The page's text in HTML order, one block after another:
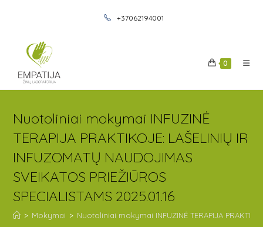
+37062194001
0
Nuotoliniai mokymai INFUZINĖ
TERAPIJA PRAKTIKOJE: LAŠELINIŲ IR
INFUZOMATŲ NAUDOJIMAS
SVEIKATOS PRIEŽIŪROS
SPECIALISTAMS 2025.01.16
> Mokymai > Nuotoliniai mokymai INFUZINĖ TERAPIJA